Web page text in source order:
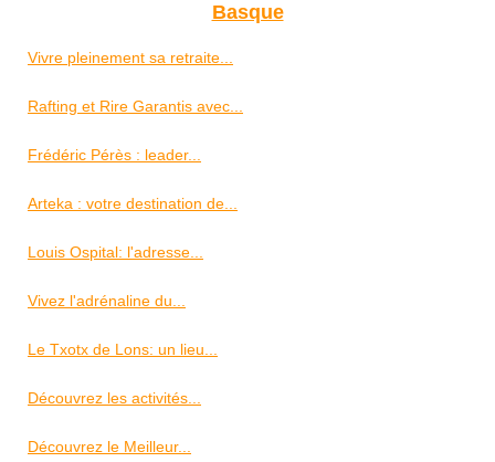
Basque
Vivre pleinement sa retraite...
Rafting et Rire Garantis avec...
Frédéric Pérès : leader...
Arteka : votre destination de...
Louis Ospital: l'adresse...
Vivez l'adrénaline du...
Le Txotx de Lons: un lieu...
Découvrez les activités...
Découvrez le Meilleur...